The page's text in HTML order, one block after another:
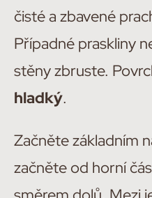
čisté a zbavené
Případné praskliny
stěny zbruste.
hladký.
Začněte základním
začněte od horní